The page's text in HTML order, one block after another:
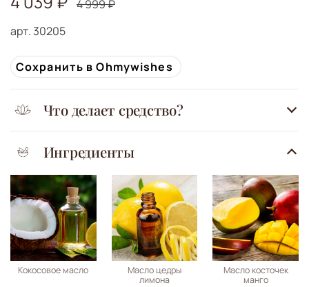
арт. 30205
4 999 ₽
Сохранить в Ohmywishes
Что делает средство?
Ингредиенты
Кокосовое масло
Масло цедры
лимона
Масло косточек
манго